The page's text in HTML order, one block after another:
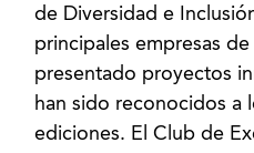
de Diversidad e
principales empresas
presentado proyectos
han sido reconocidos a
ediciones. El Club de